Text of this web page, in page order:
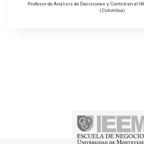
Profesor de Análisis de Decisiones y Control en el
(Colombia)